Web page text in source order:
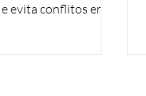
evita conflitos em